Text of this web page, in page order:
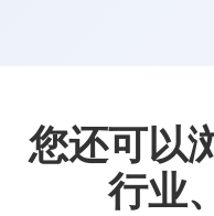
您还可以
行业